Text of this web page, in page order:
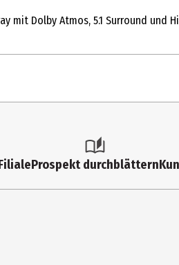
Dolby Atmos, 5.1 Surround und
Prospekt durchblättern